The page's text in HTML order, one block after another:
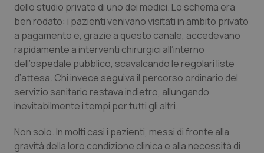
Sardegna
Sicilia
Toscana
Umbria
Valle D’Aosta
Malattia di Crohn & Rettocolite Ulcerosa
Neuroscienze & patologie neurodegenerative
Obesità
Oftalmologia
Oncodermatologia
dello studio privato di uno dei medici. Lo schema era
ben rodato: i pazienti venivano visitati in ambito privato
a pagamento e, grazie a questo canale, accedevano
rapidamente a interventi chirurgici all’interno
dell’ospedale pubblico, scavalcando le regolari liste
d’attesa. Chi invece seguiva il percorso ordinario del
servizio sanitario restava indietro, allungando
inevitabilmente i tempi per tutti gli altri.
Non solo. In molti casi i pazienti, messi di fronte alla
gravità della loro condizione clinica e alla necessità di